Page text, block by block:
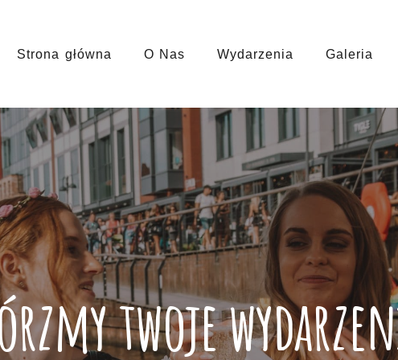
Strona główna O Nas Wydarzenia Galeria
twoje